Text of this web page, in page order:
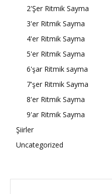
2'Şer Ritmik Sayma
3'er Ritmik Sayma
4'er Ritmik Sayma
5'er Ritmik Sayma
6'şar Ritmik sayma
7'şer Ritmik Sayma
8'er Ritmik Sayma
9'ar Ritmik Sayma
Şiirler
Uncategorized